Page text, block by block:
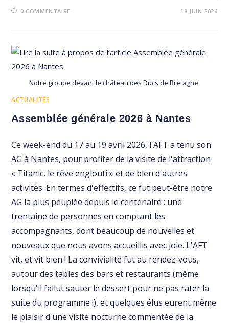
0 COMMENTAIRE 18 JUIN 2026
Notre groupe devant le château des Ducs de Bretagne.
ACTUALITÉS
Assemblée générale 2026 à Nantes
Ce week-end du 17 au 19 avril 2026, l'AFT a tenu son
AG à Nantes, pour profiter de la visite de l'attraction
« Titanic, le rêve englouti » et de bien d'autres
activités. En termes d'effectifs, ce fut peut-être notre
AG la plus peuplée depuis le centenaire : une
trentaine de personnes en comptant les
accompagnants, dont beaucoup de nouvelles et
nouveaux que nous avons accueillis avec joie. L'AFT
vit, et vit bien ! La convivialité fut au rendez-vous,
autour des tables des bars et restaurants (même
lorsqu'il fallut sauter le dessert pour ne pas rater la
suite du programme !), et quelques élus eurent même
le plaisir d'une visite nocturne commentée de la